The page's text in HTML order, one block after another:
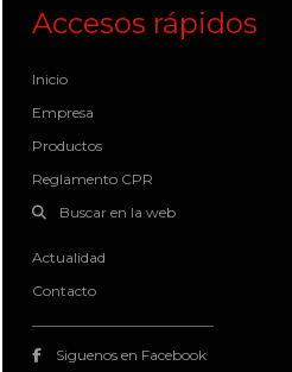
Accesos rápidos
Inicio
Empresa
Productos
Reglamento CPR
Buscar en la web
Actualidad
Contacto
Siguenos en Facebook